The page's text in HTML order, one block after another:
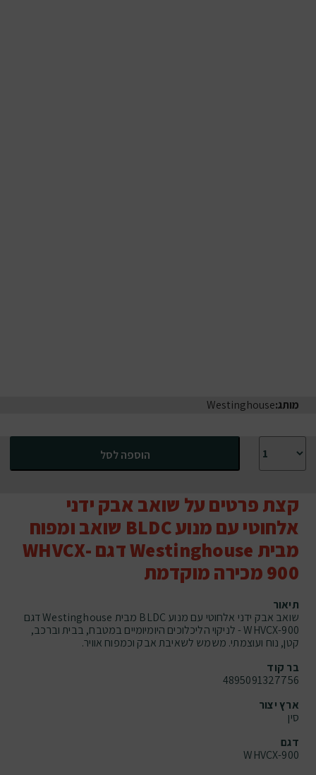
מותג:Westinghouse
הוספה לסל
קצת פרטים על שואב אבק ידני
אלחוטי עם מנוע BLDC שואב ומפוח
מבית Westinghouse דגם WHVCX-
900 מכירה מוקדמת
תיאור
שואב אבק ידני אלחוטי עם מנוע BLDC מבית Westinghouse דגם
WHVCX-900 - לניקוי הליכלוכים היומיומיים במטבח, בבית וברכב,
קטן, נוח ועוצמתי. משמש לשאיבת אבק וכמפוח אוויר.
בר קוד
4895091327756
ארץ יצור
סין
דגם
WHVCX-900